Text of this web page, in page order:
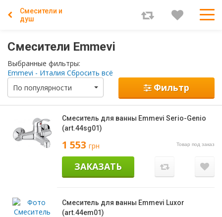
Смесители и
душ
Смесители Emmevi
Выбранные фильтры:
Emmevi - Италия Сбросить всё
По популярности
Фильтр
Смеситель для ванны Emmevi Serio-Genio
(art.44sg01)
1 553 грн Товар под заказ
ЗАКАЗАТЬ
Смеситель для ванны Emmevi Luxor
(art.44em01)